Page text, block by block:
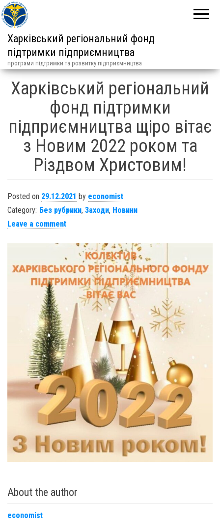
Харківський регіональний фонд
підтримки підприємництва
програми підтримки та розвитку підприємництва
Харківський регіональний
фонд підтримки
підприємництва щіро вітає
з Новим 2022 роком та
Різдвом Христовим!
Posted on 29.12.2021 by economist
Category: Без рубрики, Заходи, Новини
Leave a comment
About the author
economist